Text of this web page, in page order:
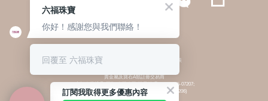
繁體 | 簡体
© 六福集團 版權所有 不得轉載 私隱政策
貴金屬及寶石A類註冊交易商
(六福企業禮品(國際)有限公司-註冊號碼:A-B-24-05-07207;
六福電子商貿有限公司-註冊號碼:A-B-24-05-07206)
貴金屬及寶石B類註冊交易商
訂閱我取得更多優惠內容
六福珠寶
你好！感謝您與我們聯絡！
回覆至 六福珠寶